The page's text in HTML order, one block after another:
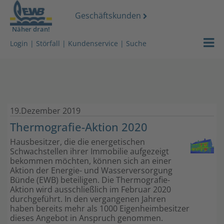
Näher dran!
Geschäftskunden
Login | Störfall | Kundenservice | Suche
19.Dezember 2019
Thermografie-Aktion 2020
Hausbesitzer, die die energetischen
Schwachstellen ihrer Immobilie aufgezeigt
bekommen möchten, können sich an einer
Aktion der Energie- und Wasserversorgung
Bünde (EWB) beteiligen. Die Thermografie-
Aktion wird ausschließlich im Februar 2020
durchgeführt. In den vergangenen Jahren
haben bereits mehr als 1000 Eigenheimbesitzer
dieses Angebot in Anspruch genommen.
Strom
EWB
Unser